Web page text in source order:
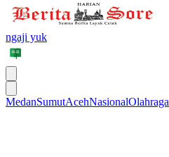
ngaji yuk
MedanSumutAcehNasionalOlahraga